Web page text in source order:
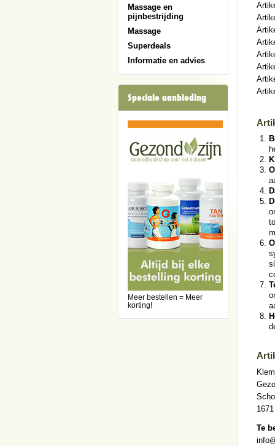
Massage en
pijnbestrijding
Massage
Superdeals
Informatie en advies
Speciale aanbieding
Meer bestellen = Meer
korting!
Te